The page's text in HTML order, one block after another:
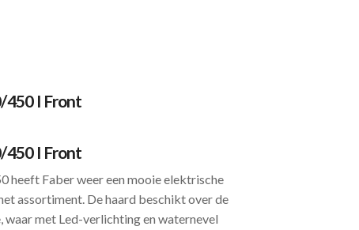
450 I Front
450 I Front
heeft Faber weer een mooie elektrische
assortiment. De haard beschikt over de
met Led-verlichting en waternevel